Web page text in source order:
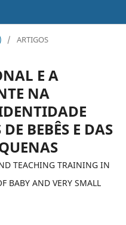
/ ARTIGOS
E A
NA
BEBÊS E DAS
TEACHING TRAINING IN
BABY AND VERY SMALL